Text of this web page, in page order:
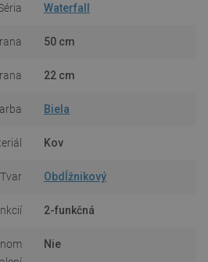
Waterfall
50 cm
22 cm
Biela
Kov
Tvar Obdĺžnikový
2-funkčná
Nie